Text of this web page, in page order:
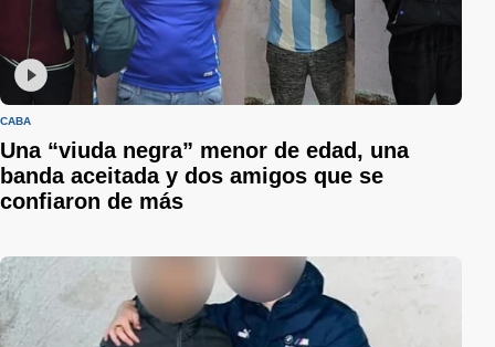
CABA
Una “viuda negra” menor de edad, una
banda aceitada y dos amigos que se
confiaron de más